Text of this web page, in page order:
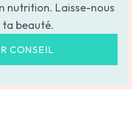
nutrition. Laisse-nous
beauté.
CONSEIL